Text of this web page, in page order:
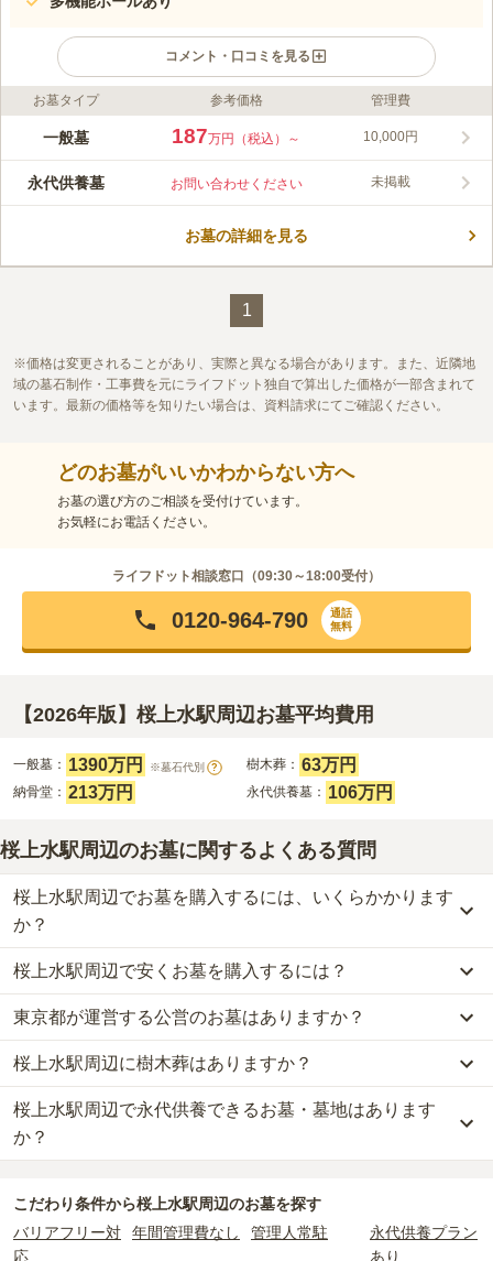
コメント・口コミを見る
ライフドット編集部のコメント
甲州街道沿いにある、緑豊かで日当たりの良い寺院墓地です。墓
とって移動しやすい墓地となっています。一般墓と永代供養塔が
あり、永代供養塔はお墓の継承者がいない場合、永代に渡って供
面についての不安がありません。寺院が所有する鬼子母神像は、
この霊園はまだ誰からも評価されていません。
お墓タイプ 参考価格 管理費
一般墓 187万円（税込）～ 10,000円
永代供養墓 お問い合わせください 未掲載
お墓の詳細を見る
1
価格は変更されることがあり、実際と異なる場合があります。また、近隣地
域の墓石制作・工事費を元にライフドット独自で算出した価格が一部含まれて
います。最新の価格等を知りたい場合は、資料請求にてご確認ください。
どのお墓がいいかわからない方へ
お墓の選び方のご相談を受付けています。
お気軽にお電話ください。
ライフドット相談窓口（09:30～18:00受付）
0120-964-790
通話
無料
【2026年版】桜上水駅周辺お墓平均費用
一般墓： 1390万円 ※墓石代別 ? 樹木葬： 63万円
納骨堂： 213万円 永代供養墓： 106万円
桜上水駅周辺のお墓に関するよくある質問
桜上水駅周辺でお墓を購入するには、いくらかかります
か？
桜上水駅周辺での購入費用の目安は、一般墓が約1557万円、樹木葬
が約63万円、納骨堂が約213万円、永代供養墓が約106万円です。
一般墓を建てる場合は、「永代使用料（土地代）」と「墓石代」の
2つが主な費用となります。
桜上水駅周辺の一般墓の永代使用料の平均は
で、墓石代は
さ・素材によって変わります。
樹木葬・納骨堂・永代供養墓は、基本的に墓石代がかからず、永代
なお、お墓によっては以下の費用が別途かかる場合があります。
・開眼法要の費用：お墓を新しく建てた際に行う儀式のための費
桜上水駅周辺で安くお墓を購入するには？
桜上水駅周辺で一番安価なお墓は、即法寺の永代供養墓
11万円
からお求めいただけます。
一般的に最も費用を抑えられるのは、他の方のご遺骨と一緒に埋葬
する「合祀墓（ごうしぼ）」と呼ばれるタイプです。個別のお墓に
比べて省スペースで管理の手間がかからないため、費用が安く設定
されています。
価格の目安は、1名あたり5万円〜30万円程度です。
桜上水駅周辺で安価なお墓を探したい場合は、
替えてお墓を探すのがおすすめです。
東京都が運営する公営のお墓はありますか？
桜上水駅周辺には、公営の霊園の掲載がありません。
一方で、東京都内には、県または市区町村が運営する公営の霊園が
16件あります。
公営霊園は民営の霊園と異なり、契約にあたって応募資格が設けら
主な条件として、遺骨がすでにある、該当の市区町村に一定年数以
上住んでいるなどが挙げられます。
桜上水駅周辺に樹木葬はありますか？
桜上水駅周辺には、1件の樹木葬があります。
詳しくは、
桜上水駅周辺で永代供養できるお墓・墓地はあります
か？
詳しくは、桜上水駅周辺の永代供養の一覧をご覧ください。
こだわり条件から桜上水駅周辺のお墓を探す
バリアフリー対
応
年間管理費なし 管理人常駐
永代供養プラン
あり